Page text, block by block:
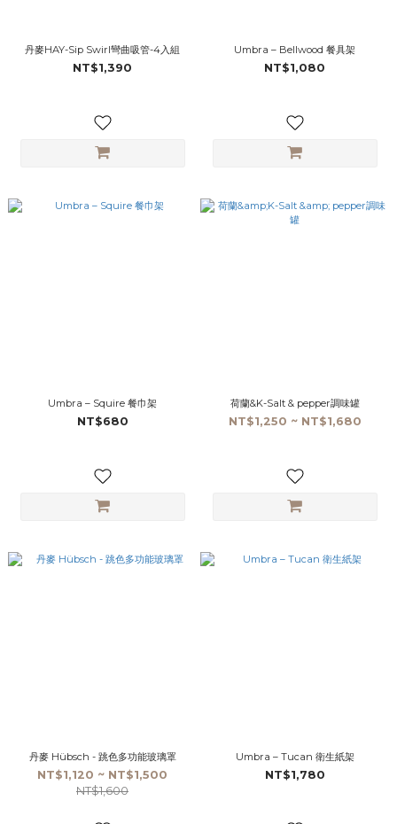
丹麥HAY-Sip Swirl彎曲吸管-4入組
NT$1,390
Umbra – Bellwood 餐具架
NT$1,080
Umbra – Squire 餐巾架
NT$680
荷蘭&K-Salt & pepper調味罐
NT$1,250 ~ NT$1,680
丹麥 Hübsch - 跳色多功能玻璃罩
NT$1,120 ~ NT$1,500
NT$1,600
Umbra – Tucan 衛生紙架
NT$1,780